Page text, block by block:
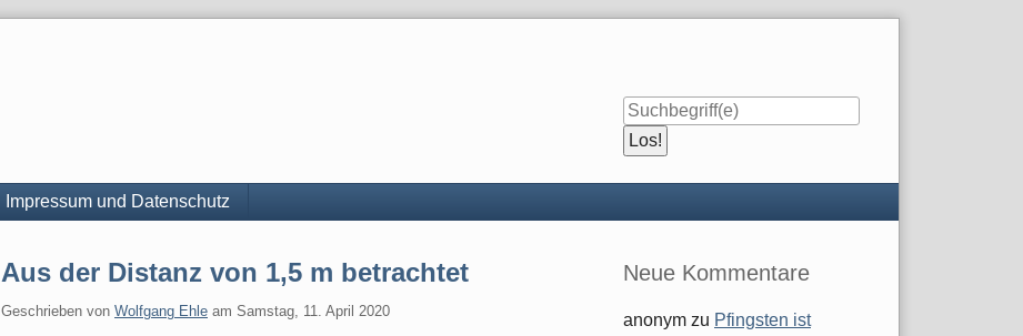
Impressum und Datenschutz
Aus der Distanz von 1,5 m betrachtet
Geschrieben von Wolfgang Ehle am Samstag, 11. April 2020
Seitenleiste
Neue Kommentare
anonym zu Pfingsten ist